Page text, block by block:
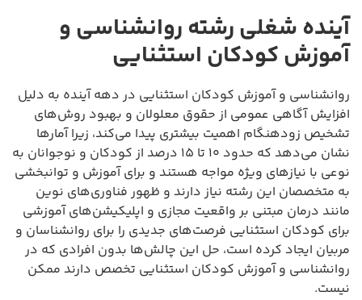
آینده شغلی رشته روانشناسی و
آموزش کودکان استثنایی
روانشناسی و آموزش کودکان استثنایی در دهه آینده به دلیل
افزایش آگاهی عمومی از حقوق معلولان و بهبود روش‌های
تشخیص زودهنگام اهمیت بیشتری پیدا می‌کند، زیرا آمارها
نشان می‌دهد که حدود ۱۰ تا ۱۵ درصد از کودکان و نوجوانان به
نوعی با نیازهای ویژه مواجه هستند و برای آموزش و توانبخشی
به متخصصان این رشته نیاز دارند و ظهور فناوری‌های نوین
مانند درمان مبتنی بر واقعیت مجازی و اپلیکیشن‌های آموزشی
برای کودکان استثنایی فرصت‌های جدیدی را برای روانشناسان و
مربیان ایجاد کرده است، حل این چالش‌ها بدون افرادی که در
روانشناسی و آموزش کودکان استثنایی تخصص دارند ممکن
نیست.